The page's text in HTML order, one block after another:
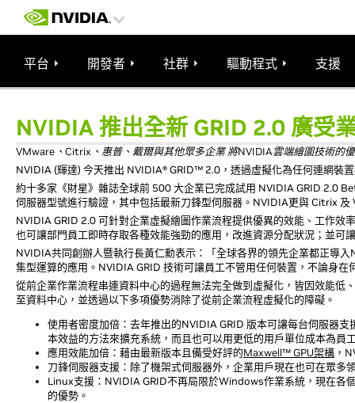
平台 開發者 社群 驅動程式 支援
NVIDIA 推出全新 GRID 2.0 廣受
VMware、Citrix、惠普、戴爾與其他眾多企業 將NVIDIA雲端繪圖技術的
NVIDIA (輝達) 今天推出 NVIDIA® GRID™ 2.0，透過虛擬化為任何連網裝
約十多家《財星》雜誌全球前 500 大企業已完成試用 NVIDIA GRID 2.0
伺服器型號進行驗證，其中包括最新刀鋒型伺服器。NVIDIA更與 Citrix
NVIDIA GRID 2.0 可針對企業虛擬繪圖作業流程提供優異的效能、工作
也可讓部門員工即時存取各種效能強勁的應用，改進資源分配狀況；並可
NVIDIA共同創辦人暨執行長黃仁勳表示：「全球各界的領先企業都正導
集型運算的應用。NVIDIA GRID 技術可讓員工不管用任何裝置，不論身
從前企業作業流程串連資料中心的過程無法完全做到虛擬化，皆因效能低
至資料中心，並透過以下多項優勢消除了從前企業流程虛擬化的障礙。
使用者密度加倍：去年推出的NVIDIA GRID 版本可讓每台伺服器
本效益的方法來擴充系統，而且也可以用更低的用戶單位成本為員
應用效能加倍：藉由最新版本且備受好評的Maxwell™ GPU架構 ，
刀鋒伺服器支援：除了機架式伺服器外，企業用戶現在也可在眾多
Linux支援：NVIDIA GRID不再局限於Windows作業系統，現在各
的優勢。